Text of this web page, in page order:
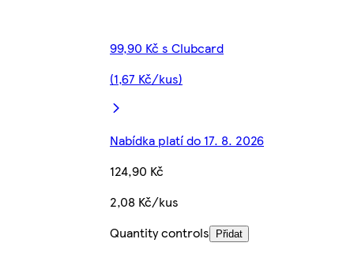
99,90 Kč s Clubcard
(1,67 Kč/kus)
Nabídka platí do 17. 8. 2026
124,90 Kč
2,08 Kč/kus
Quantity controls
Přidat